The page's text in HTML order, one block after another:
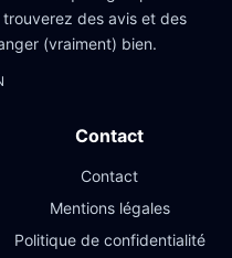
des avis et des
(vraiment) bien.
Contact
Contact
Mentions légales
Politique de confidentialité